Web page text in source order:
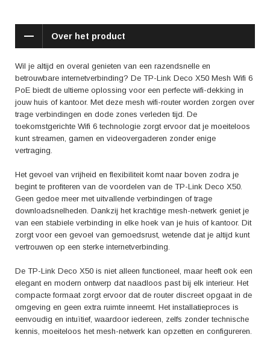
beheer vaak geprezen. Gebruikers waarderen ook de
persoonlijke gegevens.
Kortom, de TP-Link Deco X50 Mesh Wifi 6 PoE biedt niet alleen
superieure prestaties en betrouwbare connectiviteit, maar brengt ook een
gevoel van gemak, veiligheid en vrijheid in je digitale wereld. Met dit
geavanceerde mesh wifi-systeem ben je verzekerd van een vlekkeloze
online ervaring, waar je ook bent in huis of op kantoor.
Over het product
Wil je altijd en overal genieten van een razendsnelle en
betrouwbare internetverbinding? De TP-Link Deco X50 Mesh Wifi 6
PoE biedt de ultieme oplossing voor een perfecte wifi-dekking in
jouw huis of kantoor. Met deze mesh wifi-router worden zorgen over
trage verbindingen en dode zones verleden tijd. De
toekomstgerichte Wifi 6 technologie zorgt ervoor dat je moeiteloos
kunt streamen, gamen en videovergaderen zonder enige
vertraging.
Het gevoel van vrijheid en flexibiliteit komt naar boven zodra je
begint te profiteren van de voordelen van de TP-Link Deco X50.
Geen gedoe meer met uitvallende verbindingen of trage
downloadsnelheden. Dankzij het krachtige mesh-netwerk geniet je
van een stabiele verbinding in elke hoek van je huis of kantoor. Dit
zorgt voor een gevoel van gemoedsrust, wetende dat je altijd kunt
vertrouwen op een sterke internetverbinding.
De TP-Link Deco X50 is niet alleen functioneel, maar heeft ook een
elegant en modern ontwerp dat naadloos past bij elk interieur. Het
compacte formaat zorgt ervoor dat de router discreet opgaat in de
omgeving en geen extra ruimte inneemt. Het installatieproces is
eenvoudig en intuïtief, waardoor iedereen, zelfs zonder technische
kennis, moeiteloos het mesh-netwerk kan opzetten en configureren.